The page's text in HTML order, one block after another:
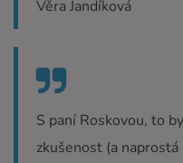
Věra Jandíková
S paní Roskovou, to
zkušenost (a